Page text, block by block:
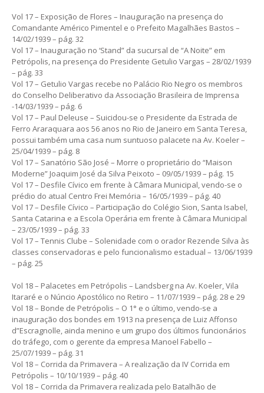
Vol 17 – Exposição de Flores – Inauguração na presença do
Comandante Américo Pimentel e o Prefeito Magalhães Bastos –
14/02/1939 – pág. 32
Vol 17 – Inauguração no ‘Stand” da sucursal de “A Noite” em
Petrópolis, na presença do Presidente Getulio Vargas – 28/02/1939
– pág. 33
Vol 17 – Getulio Vargas recebe no Palácio Rio Negro os membros
do Conselho Deliberativo da Associação Brasileira de Imprensa
-14/03/1939 – pág. 6
Vol 17 – Paul Deleuse – Suicidou-se o Presidente da Estrada de
Ferro Araraquara aos 56 anos no Rio de Janeiro em Santa Teresa,
possui também uma casa num suntuoso palacete na Av. Koeler –
25/04/1939 – pág. 8
Vol 17 – Sanatório São José – Morre o proprietário do “Maison
Moderne” Joaquim José da Silva Peixoto – 09/05/1939 – pág. 15
Vol 17 – Desfile Cívico em frente à Câmara Municipal, vendo-se o
prédio do atual Centro Frei Memória – 16/05/1939 – pág. 40
Vol 17 – Desfile Cívico – Participação do Colégio Sion, Santa Isabel,
Santa Catarina e a Escola Operária em frente à Câmara Municipal
– 23/05/1939 – pág. 33
Vol 17 – Tennis Clube – Solenidade com o orador Rezende Silva às
classes conservadoras e pelo funcionalismo estadual – 13/06/1939
– pág. 25
Vol 18 – Palacetes em Petrópolis – Landsberg na Av. Koeler, Vila
Itararé e o Núncio Apostólico no Retiro – 11/07/1939 – pág. 28 e 29
Vol 18 – Bonde de Petrópolis – O 1° e o último, vendo-se a
inauguração dos bondes em 1913 na presença de Luiz Affonso
d”Escragnolle, ainda menino e um grupo dos últimos funcionários
do tráfego, com o gerente da empresa Manoel Fabello –
25/07/1939 – pág. 31
Vol 18 – Corrida da Primavera – A realização da IV Corrida em
Petrópolis – 10/10/1939 – pág. 40
Vol 18 – Corrida da Primavera realizada pelo Batalhão de